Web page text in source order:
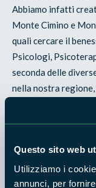
Questo sito web
Utilizziamo i
annunci, per
Abbiamo infatti
Monte Cimino e
quali cercare il
Psicologi,
seconda delle
nella nostra
frontiera che si sta
Appuntamento